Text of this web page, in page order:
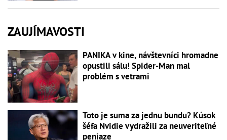
ZAUJÍMAVOSTI
PANIKA v kine, návštevníci hromadne
opustili sálu! Spider-Man mal
problém s vetrami
Toto je suma za jednu bundu? Kúsok
šéfa Nvidie vydražili za neuveriteľné
peniaze